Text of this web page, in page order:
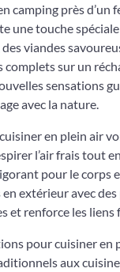
camping près d’un
une touche
viandes
complets sur un
sensations
avec la nature.
en plein air
l’air frais tout
pour le corps
extérieur avec des
et renforce les liens
pour cuisiner en
aux